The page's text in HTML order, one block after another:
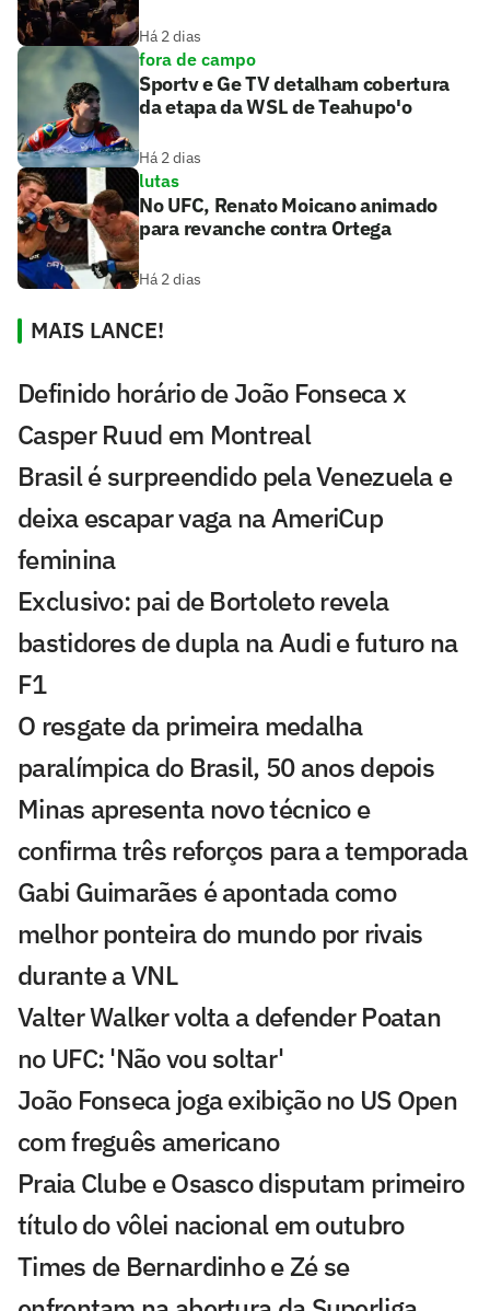
Há 2 dias
fora de campo
Sportv e Ge TV detalham cobertura
da etapa da WSL de Teahupo'o
Há 2 dias
lutas
No UFC, Renato Moicano animado
para revanche contra Ortega
Há 2 dias
MAIS LANCE!
Definido horário de João Fonseca x
Casper Ruud em Montreal
Brasil é surpreendido pela Venezuela e
deixa escapar vaga na AmeriCup
feminina
Exclusivo: pai de Bortoleto revela
bastidores de dupla na Audi e futuro na
F1
O resgate da primeira medalha
paralímpica do Brasil, 50 anos depois
Minas apresenta novo técnico e
confirma três reforços para a temporada
Gabi Guimarães é apontada como
melhor ponteira do mundo por rivais
durante a VNL
Valter Walker volta a defender Poatan
no UFC: 'Não vou soltar'
João Fonseca joga exibição no US Open
com freguês americano
Praia Clube e Osasco disputam primeiro
título do vôlei nacional em outubro
Times de Bernardinho e Zé se